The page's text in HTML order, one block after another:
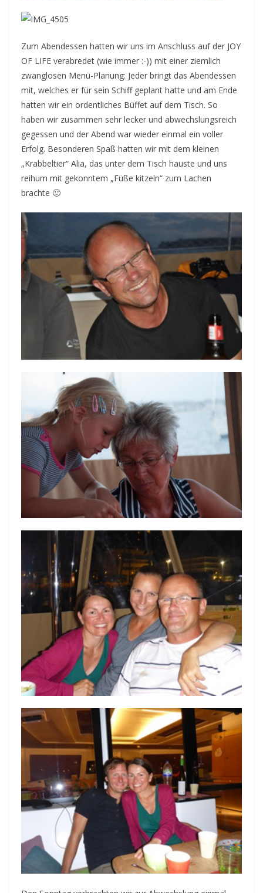
Zum Abendessen hatten wir uns im Anschluss auf der JOY
OF LIFE verabredet (wie immer :-)) mit einer ziemlich
zwanglosen Menü-Planung: Jeder bringt das Abendessen
mit, welches er für sein Schiff geplant hatte und am Ende
hatten wir ein ordentliches Büffet auf dem Tisch. So
haben wir zusammen sehr lecker und abwechslungsreich
gegessen und der Abend war wieder einmal ein voller
Erfolg. Besonderen Spaß hatten wir mit dem kleinen
„Krabbeltier“ Alia, das unter dem Tisch hauste und uns
reihum mit gekonntem „Füße kitzeln“ zum Lachen
brachte 🙂